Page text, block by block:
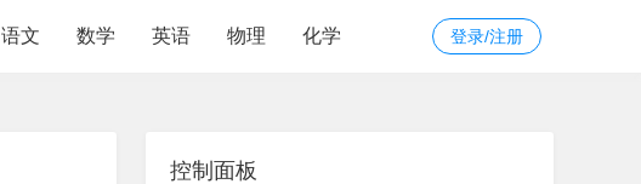
登录/注册
语文 数学 英语 物理 化学
控制面板